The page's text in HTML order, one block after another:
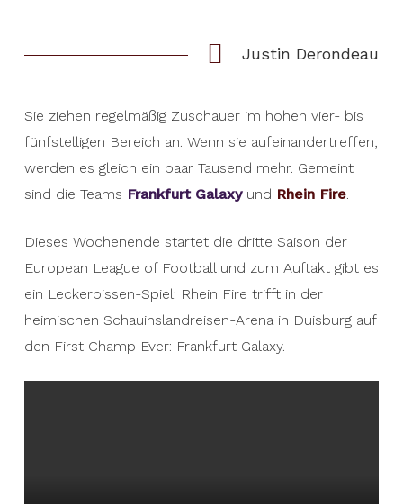
Justin Derondeau
Sie ziehen regelmäßig Zuschauer im hohen vier- bis
fünfstelligen Bereich an. Wenn sie aufeinandertreffen,
werden es gleich ein paar Tausend mehr. Gemeint
sind die Teams Frankfurt Galaxyund Rhein Fire.
Dieses Wochenende startet die dritte Saison der
European League of Football und zum Auftakt gibt es
ein Leckerbissen-Spiel: Rhein Fire trifft in der
heimischen Schauinslandreisen-Arena in Duisburg auf
den First Champ Ever: Frankfurt Galaxy.